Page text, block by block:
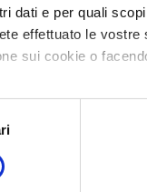
dati e per quali
effettuato le
sui cookie o
vorremmo anche:
informazioni sulla
riferimento:
La banalità del
Hannah Arendt,